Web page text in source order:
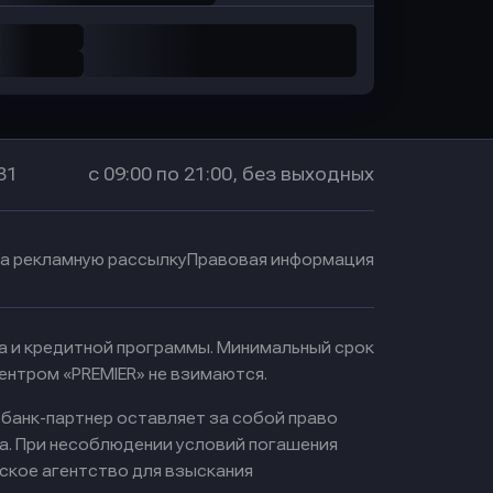
с 09:00 по 21:00, без выходных
рекламную рассылкуПравовая информация
и кредитной программы. Минимальный срок
«PREMIER» не взимаются.
партнер оставляет за собой право
При несоблюдении условий погашения
агентство для взыскания